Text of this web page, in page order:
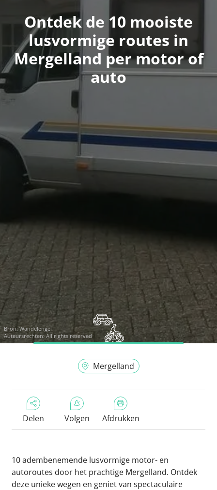
Ontdek de 10 mooiste
lusvormige routes in
Mergelland per motor of
auto
Bron:Wandelengel
Auteursrechten: All rights reserved
Mergelland
Delen Volgen Afdrukken
10 adembenemende lusvormige motor- en
autoroutes door het prachtige Mergelland. Ontdek
deze unieke wegen en geniet van spectaculaire